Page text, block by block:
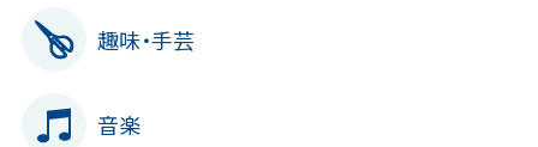
趣味・手芸
音楽